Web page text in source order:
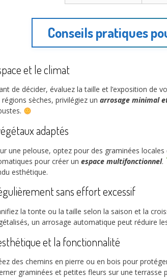
Conseils pratiques
et le climat
de décider, évaluez la taille et l’exposition de
régions sèches, privilégiez un arrosage minimal
adaptés
une pelouse, optez pour des graminées
pour créer un espace multifonctionnel.
esthétique.
sans effort excessif
la tonte ou la taille selon la saison et la
un arrosage automatique peut réduire
et la fonctionnalité
des chemins en pierre ou en bois pour
graminées et petites fleurs sur une terrasse